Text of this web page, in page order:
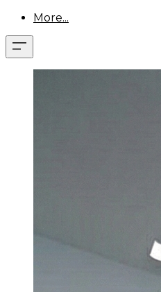
More...